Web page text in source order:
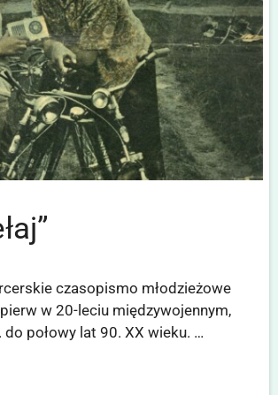
czasopismo młodzieżowe
w 20-leciu międzywojennym,
połowy lat 90. XX wieku. …